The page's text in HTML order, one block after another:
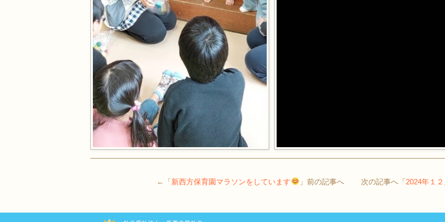
←「新西方保育園マラソンをしています 」前の記事へ 次の記事へ「2024年１